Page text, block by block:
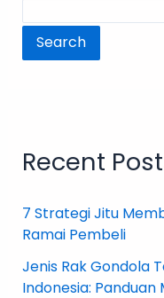
Search
Recent
7 Strategi Jitu
Ramai Pembeli
Jenis Rak Gondola
Indonesia: